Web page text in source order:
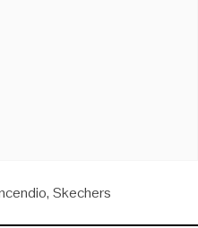
Skechers